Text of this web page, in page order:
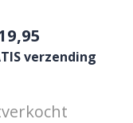
verzending